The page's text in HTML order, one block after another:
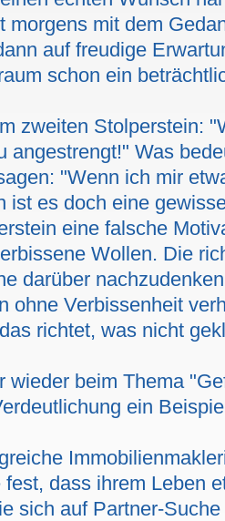
morgens mit dem
auf freudige
schon ein
zweiten Stolperstein:
angestrengt!" Was
"Wenn ich mir
ist es doch eine
eine falsche
Wollen. Die
darüber
ohne Verbissenheit
richtet, was nicht
wieder beim Thema
ein
dass ihrem Leben
sich auf Partner-